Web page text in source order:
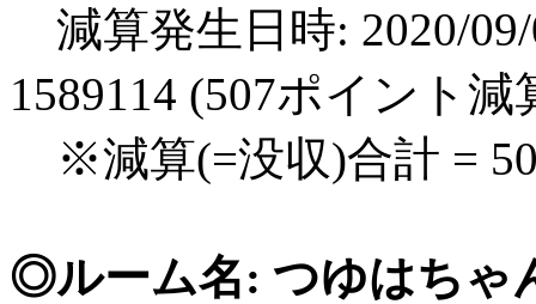
減算発生日時: 2020/
1589114 (507ポイント減
※減算(=没収)合計 =
◎ルーム名: つゆはちゃ